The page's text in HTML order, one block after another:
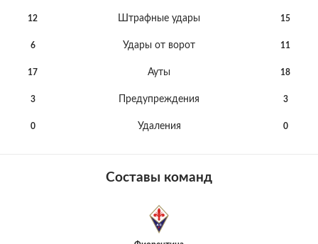
12 Штрафные удары 15
6 Удары от ворот 11
17 Ауты 18
3 Предупреждения 3
0 Удаления 0
Составы команд